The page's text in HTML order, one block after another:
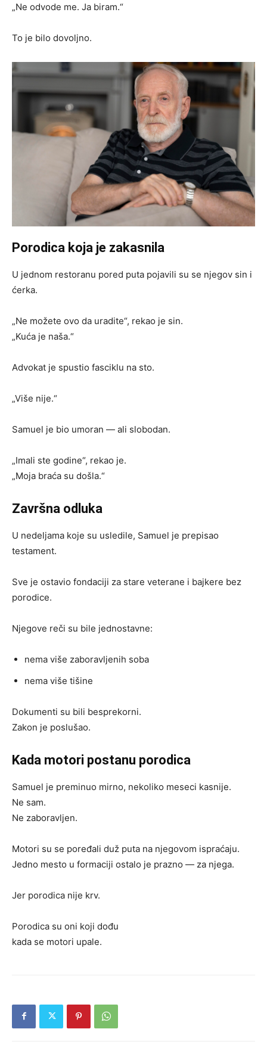
„Ne odvode me. Ja biram.“
To je bilo dovoljno.
Porodica koja je zakasnila
U jednom restoranu pored puta pojavili su se njegov sin i
ćerka.
„Ne možete ovo da uradite“, rekao je sin.
„Kuća je naša.“
Advokat je spustio fasciklu na sto.
„Više nije.“
Samuel je bio umoran — ali slobodan.
„Imali ste godine“, rekao je.
„Moja braća su došla.“
Završna odluka
U nedeljama koje su usledile, Samuel je prepisao
testament.
Sve je ostavio fondaciji za stare veterane i bajkere bez
porodice.
Njegove reči su bile jednostavne:
nema više zaboravljenih soba
nema više tišine
Dokumenti su bili besprekorni.
Zakon je poslušao.
Kada motori postanu porodica
Samuel je preminuo mirno, nekoliko meseci kasnije.
Ne sam.
Ne zaboravljen.
Motori su se poređali duž puta na njegovom ispraćaju.
Jedno mesto u formaciji ostalo je prazno — za njega.
Jer porodica nije krv.
Porodica su oni koji dođu
kada se motori upale.